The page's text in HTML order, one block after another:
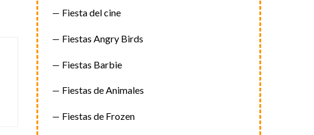
Fiesta del cine
Fiestas Angry Birds
Fiestas Barbie
Fiestas de Animales
Fiestas de Frozen